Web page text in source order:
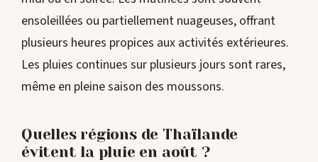
ensoleillées ou partiellement nuageuses, offrant
plusieurs heures propices aux activités extérieures.
Les pluies continues sur plusieurs jours sont rares,
même en pleine saison des moussons.
Quelles régions de Thaïlande
évitent la pluie en août ?